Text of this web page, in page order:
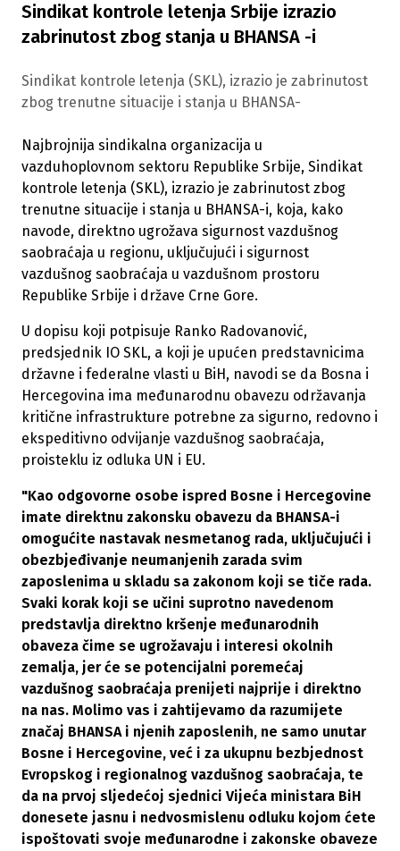
Sindikat kontrole letenja Srbije izrazio
zabrinutost zbog stanja u BHANSA -i
Sindikat kontrole letenja (SKL), izrazio je zabrinutost
zbog trenutne situacije i stanja u BHANSA-
Najbrojnija sindikalna organizacija u
vazduhoplovnom sektoru Republike Srbije, Sindikat
kontrole letenja (SKL), izrazio je zabrinutost zbog
trenutne situacije i stanja u BHANSA-i, koja, kako
navode, direktno ugrožava sigurnost vazdušnog
saobraćaja u regionu, uključujući i sigurnost
vazdušnog saobraćaja u vazdušnom prostoru
Republike Srbije i države Crne Gore.
U dopisu koji potpisuje Ranko Radovanović,
predsjednik IO SKL, a koji je upućen predstavnicima
državne i federalne vlasti u BiH, navodi se da Bosna i
Hercegovina ima međunarodnu obavezu održavanja
kritične infrastrukture potrebne za sigurno, redovno i
ekspeditivno odvijanje vazdušnog saobraćaja,
proisteklu iz odluka UN i EU.
"Kao odgovorne osobe ispred Bosne i Hercegovine
imate direktnu zakonsku obavezu da BHANSA-i
omogućite nastavak nesmetanog rada, uključujući i
obezbjeđivanje neumanjenih zarada svim
zaposlenima u skladu sa zakonom koji se tiče rada.
Svaki korak koji se učini suprotno navedenom
predstavlja direktno kršenje međunarodnih
obaveza čime se ugrožavaju i interesi okolnih
zemalja, jer će se potencijalni poremećaj
vazdušnog saobraćaja prenijeti najprije i direktno
na nas. Molimo vas i zahtijevamo da razumijete
značaj BHANSA i njenih zaposlenih, ne samo unutar
Bosne i Hercegovine, već i za ukupnu bezbjednost
Evropskog i regionalnog vazdušnog saobraćaja, te
da na prvoj sljedećoj sjednici Vijeća ministara BiH
donesete jasnu i nedvosmislenu odluku kojom ćete
ispoštovati svoje međunarodne i zakonske obaveze